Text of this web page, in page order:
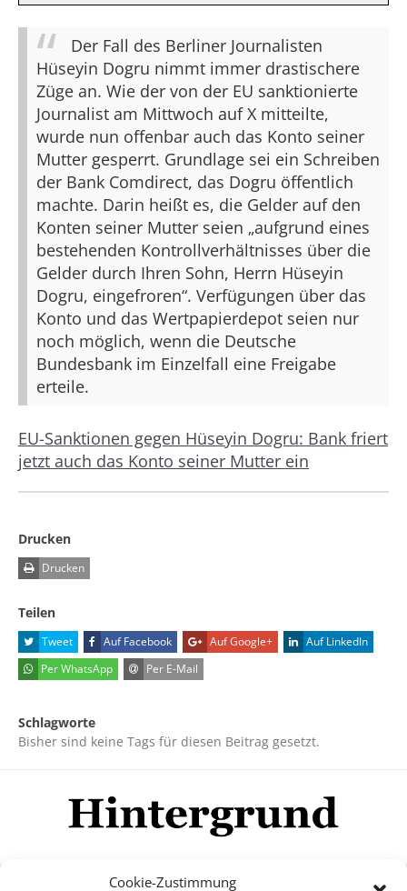
Cookie-Zustimmung
Der Fall des Berliner Journalisten
Hüseyin Dogru nimmt immer drastischere
Züge an. Wie der von der EU sanktionierte
Journalist am Mittwoch auf X mitteilte,
wurde nun offenbar auch das Konto seiner
Mutter gesperrt. Grundlage sei ein Schreiben
der Bank Comdirect, das Dogru öffentlich
machte. Darin heißt es, die Gelder auf den
Konten seiner Mutter seien „aufgrund eines
bestehenden Kontrollverhältnisses über die
Gelder durch Ihren Sohn, Herrn Hüseyin
Dogru, eingefroren“. Verfügungen über das
Konto und das Wertpapierdepot seien nur
noch möglich, wenn die Deutsche
Bundesbank im Einzelfall eine Freigabe
erteile.
EU-Sanktionen gegen Hüseyin Dogru: Bank friert
jetzt auch das Konto seiner Mutter ein
Drucken
Drucken
Teilen
Tweet Auf Facebook Auf Google+
Auf LinkedIn
Per WhatsApp
Per E-Mail
Schlagworte
Bisher sind keine Tags für diesen Beitrag gesetzt.